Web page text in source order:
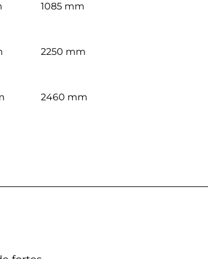
1085 mm
2250 mm
2460 mm